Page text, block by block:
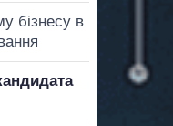
бізнесу в